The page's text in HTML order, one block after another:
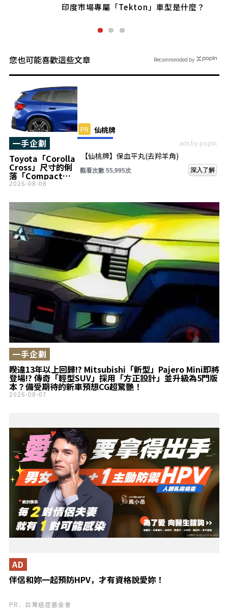
的「PV5」，到底是一款什麼樣的車？
您也可能喜歡這些文章
Toyota「Corolla
Cross」尺寸的俐
落「Compact
SUV」超有吸引
圓，價格「非常好
入手」！還有
「2.0L高性能
4WD」可選的
BMW「X1」備受
矚目
一手企劃
2026-08-08
PR 仙桃牌
ads by popIn
【仙桃牌】保血平丸(去羚羊角)
觀看次數 55,995次 深入了解
睽違13年以上回歸!? Mitsubishi「新型」Pajero Mini即將
登場!? 傳奇「輕型SUV」採用「方正設計」並升級為5門版
本？備受期待的新車預想CG超驚艷！
一手企劃
2026-08-07
伴侶和妳一起預防HPV，才有資格說愛妳！
AD
PR．台灣癌症基金會
Recommended by